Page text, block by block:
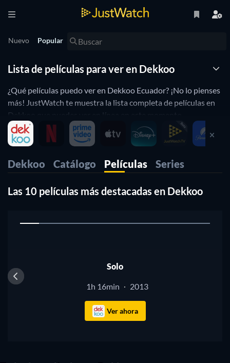
Nuevo Popular
Lista de películas para ver en Dekkoo
¿Qué películas puedo ver en Dekkoo Ecuador? ¡No lo pienses
más! JustWatch te muestra la lista completa de películas en
Dekkoo que puedes ver en línea en este momento.
Organizamos esta lista de películas de Dekkoo por
popularidad para ayudarte a elegir las mejores películas para
comedia? Simplemente usa nuestros filtros a continuación
para encontrar películas o series en base a tus preferencias.
¡Sí, es así de simple!.
Dekkoo Catálogo Películas Series
Las 10 películas más destacadas en Dekkoo
1
Solo
1h 16min · 2013
Ver ahora